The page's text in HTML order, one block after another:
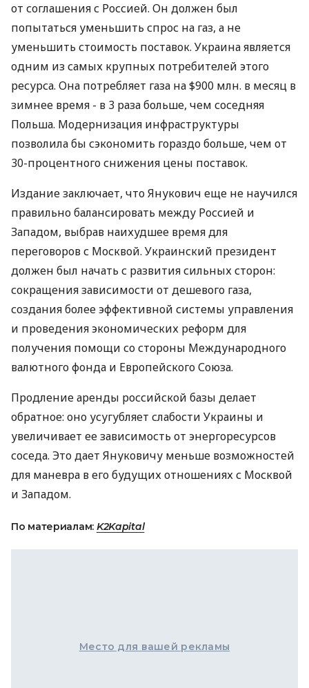
от соглашения с Россией. Он должен был
попытаться уменьшить спрос на газ, а не
уменьшить стоимость поставок. Украина является
одним из самых крупных потребителей этого
ресурса. Она потребляет газа на $900 млн. в месяц в
зимнее время - в 3 раза больше, чем соседняя
Польша. Модернизация инфраструктуры
позволила бы сэкономить гораздо больше, чем от
30-процентного снижения цены поставок.
Издание заключает, что Янукович еще не научился
правильно балансировать между Россией и
Западом, выбрав наихудшее время для
переговоров с Москвой. Украинский президент
должен был начать с развития сильных сторон:
сокращения зависимости от дешевого газа,
создания более эффективной системы управления
и проведения экономических реформ для
получения помощи со стороны Международного
валютного фонда и Европейского Союза.
Продление аренды российской базы делает
обратное: оно усугубляет слабости Украины и
увеличивает ее зависимость от энергоресурсов
соседа. Это дает Януковичу меньше возможностей
для маневра в его будущих отношениях с Москвой
и Западом.
По материалам: K2Kapital
Место для вашей рекламы